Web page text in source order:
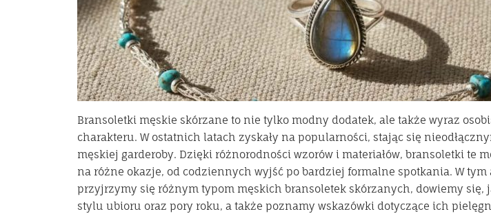
Bransoletki męskie skórzane to nie tylko modny dodatek, ale także wyraz
charakteru. W ostatnich latach zyskały na popularności, stając się
męskiej garderoby. Dzięki różnorodności wzorów i materiałów, bransoletki te
na różne okazje, od codziennych wyjść po bardziej formalne spotkania. W tym
przyjrzymy się różnym typom męskich bransoletek skórzanych, dowiemy się,
stylu ubioru oraz pory roku, a także poznamy wskazówki dotyczące ich